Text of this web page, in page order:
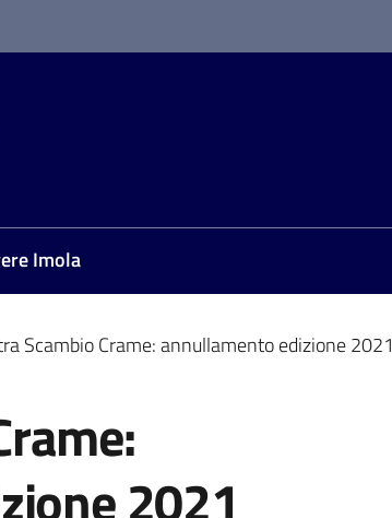
Imola
Scambio Crame: annullamento edizione 2021